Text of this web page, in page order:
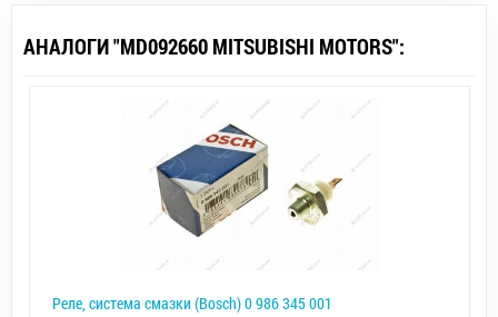
АНАЛОГИ "MD092660 MITSUBISHI MOTORS":
Реле, система смазки (Bosch) 0 986 345 001